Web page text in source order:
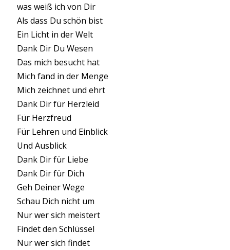
was weiß ich von Dir
Als dass Du schön bist
Ein Licht in der Welt
Dank Dir Du Wesen
Das mich besucht hat
Mich fand in der Menge
Mich zeichnet und ehrt
Dank Dir für Herzleid
Für Herzfreud
Für Lehren und Einblick
Und Ausblick
Dank Dir für Liebe
Dank Dir für Dich
Geh Deiner Wege
Schau Dich nicht um
Nur wer sich meistert
Findet den Schlüssel
Nur wer sich findet